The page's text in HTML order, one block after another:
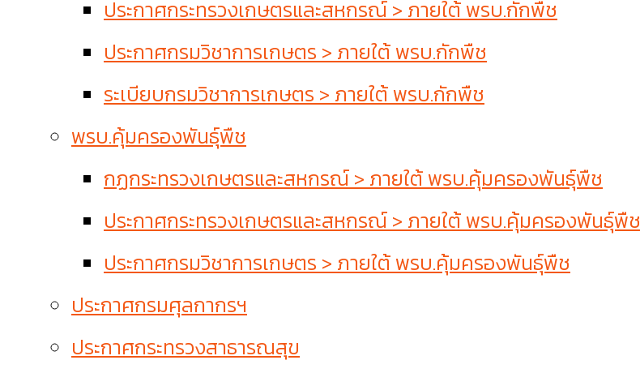
ประกาศกระทรวงเกษตรและสหกรณ์ > ภายใต้ พรบ.กักพืช
ประกาศกรมวิชาการเกษตร > ภายใต้ พรบ.กักพืช
ระเบียบกรมวิชาการเกษตร > ภายใต้ พรบ.กักพืช
พรบ.คุ้มครองพันธุ์พืช
กฏกระทรวงเกษตรและสหกรณ์ > ภายใต้ พรบ.คุ้มครองพันธุ์พืช
ประกาศกระทรวงเกษตรและสหกรณ์ > ภายใต้ พรบ.คุ้มครองพันธุ์พืช
ประกาศกรมวิชาการเกษตร > ภายใต้ พรบ.คุ้มครองพันธุ์พืช
ประกาศกรมศุลกากรฯ
ประกาศกระทรวงสาธารณสุข